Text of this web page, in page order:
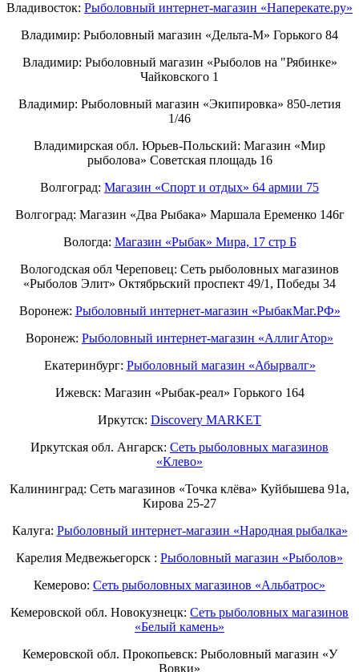
Владивосток: Рыболовный интернет-магазин «Наперекате.ру»
Владимир: Рыболовный магазин «Дельта-М» Горького 84
Владимир: Рыболовный магазин «Рыболов на "Рябинке»
Чайковского 1
Владимир: Рыболовный магазин «Экипировка» 850-летия
1/46
Владимирская обл. Юрьев-Польский: Магазин «Мир
рыболова» Советская площадь 16
Волгоград: Магазин «Спорт и отдых» 64 армии 75
Волгоград: Магазин «Два Рыбака» Маршала Еременко 146г
Вологда: Магазин «Рыбак» Мира, 17 стр Б
Вологодская обл Череповец: Сеть рыболовных магазинов
«Рыболов Элит» Октябрьский проспект 49/1, Победы 34
Воронеж: Рыболовный интернет-магазин «РыбакМаг.РФ»
Воронеж: Рыболовный интернет-магазин «АллигАтор»
Екатеринбург: Рыболовный магазин «Абырвалг»
Ижевск: Магазин «Рыбак-реал» Горького 164
Иркутск: Discovery MARKET
Иркутская обл. Ангарск: Сеть рыболовных магазинов
«Клево»
Калининград: Сеть магазинов «Точка клёва» Куйбышева 91а,
Кирова 25-27
Калуга: Рыболовный интернет-магазин «Народная рыбалка»
Карелия Медвежьегорск : Рыболовный магазин «Рыболов»
Кемерово: Сеть рыболовных магазинов «Альбатрос»
Кемеровской обл. Новокузнецк: Сеть рыболовных магазинов
«Белый камень»
Кемеровской обл. Прокопьевск: Рыболовный магазин «У
Вовки»